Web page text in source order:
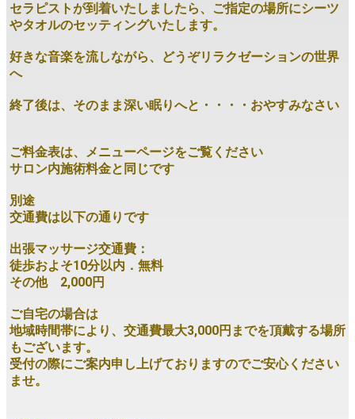
セラピストが到着いたしましたら、ご指定の場所にシーツ
やタオルのセッティングいたします。
好きな音楽を流しながら、どうぞリラクゼーションの世界
へ
終了後は、そのまま深い眠りへと・・・・おやすみなさい
ご料金表は、メニューページをご覧ください
サロン内施術料金と同じです
別途
交通費は以下の通りです
出張マッサージ交通費：
徒歩およそ10分以内．無料
その他 2,000円
ご自宅の場合は
地域時間帯により、交通費最大3,000円までを頂戴する場所
もございます。
受付の際にご案内申し上げておりますのでご安心ください
ませ。